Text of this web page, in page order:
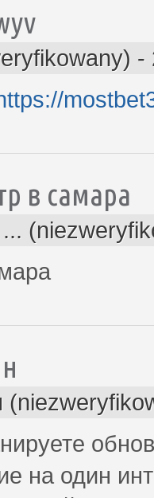
-
в самара
на один